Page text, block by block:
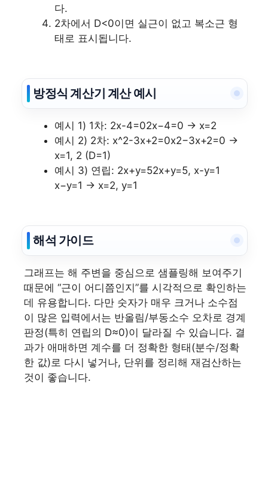
다.
2차에서 D<0이면 실근이 없고 복소근 형
태로 표시됩니다.
방정식 계산기 계산 예시
예시 1) 1차: 2x-4=02x−4=0 → x=2
예시 2) 2차: x^2-3x+2=0x2−3x+2=0 →
x=1, 2 (D=1)
예시 3) 연립: 2x+y=52x+y=5, x-y=1
x−y=1 → x=2, y=1
해석 가이드
그래프는 해 주변을 중심으로 샘플링해 보여주기
때문에 “근이 어디쯤인지”를 시각적으로 확인하는
데 유용합니다. 다만 숫자가 매우 크거나 소수점
이 많은 입력에서는 반올림/부동소수 오차로 경계
판정(특히 연립의 D≈0)이 달라질 수 있습니다. 결
과가 애매하면 계수를 더 정확한 형태(분수/정확
한 값)로 다시 넣거나, 단위를 정리해 재검산하는
것이 좋습니다.